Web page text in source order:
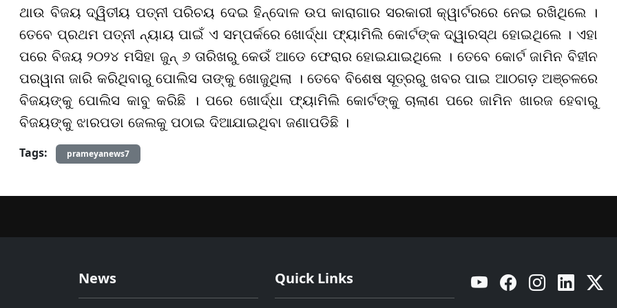
ଥାଉ ବିଜୟ ଦ୍ୱିତୀୟ ପତ୍ନୀ ପରିଚୟ ଦେଇ ହିନ୍ଦୋଳ ଉପ କାରାଗାର ସରକାରୀ କ୍ୱାର୍ଟରରେ ନେଇ ରଖିଥିଲେ ।
ତେବେ ପ୍ରଥମ ପତ୍ନୀ ନ୍ୟାୟ ପାଇଁ ଏ ସମ୍ପର୍କରେ ଖୋର୍ଦ୍ଧା ଫ୍ୟାମିଲି କୋର୍ଟଙ୍କ ଦ୍ୱାରସ୍ଥ ହୋଇଥିଲେ । ଏହା
ପରେ ବିଜୟ ୨୦୨୪ ମସିହା ଜୁନ୍ ୬ ତାରିଖରୁ କେଉଁ ଆଡେ ଫେରାର ହୋଇଯାଇଥିଲେ । ତେବେ କୋର୍ଟ ଜାମିନ ବିହୀନ
ପରୱାନା ଜାରି କରିଥିବାରୁ ପୋଲିସ ତାଙ୍କୁ ଖୋଜୁଥିଲା । ତେବେ ବିଶେଷ ସୂତ୍ରରୁ ଖବର ପାଇ ଆଠଗଡ଼ ଅଞ୍ଚଳରେ
ବିଜୟଙ୍କୁ ପୋଲିସ କାବୁ କରିଛି । ପରେ ଖୋର୍ଦ୍ଧା ଫ୍ୟାମିଲି କୋର୍ଟଙ୍କୁ ଚାଲାଣ ପରେ ଜାମିନ ଖାରଜ ହେବାରୁ
ବିଜୟଙ୍କୁ ଝାରପଡା ଜେଲକୁ ପଠାଇ ଦିଆଯାଇଥିବା ଜଣାପଡିଛି ।
Tags:
prameyanews7
News Quick Links YouTube Facebook Instagram